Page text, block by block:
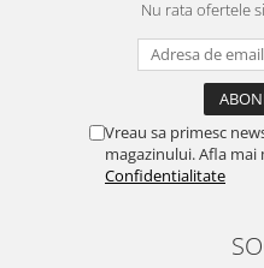
Nu rata ofertele
Vreau sa primesc
magazinului. Afla mai
Confidentialitate